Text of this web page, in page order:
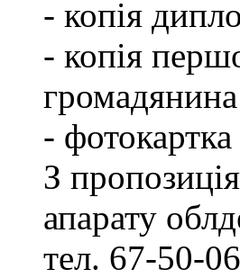
- копія
- копія
-
З
апарату
тел. 67-50-